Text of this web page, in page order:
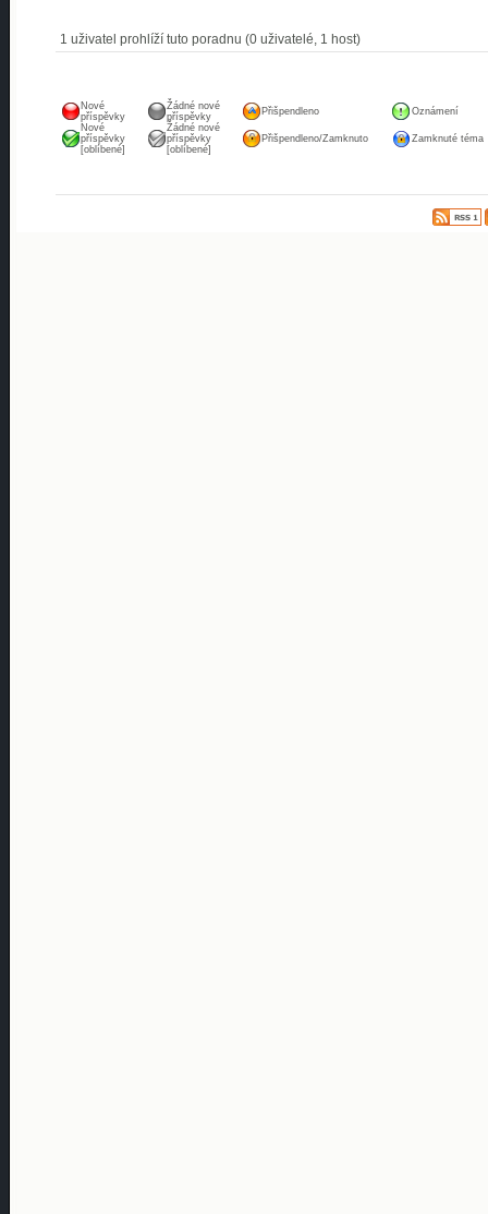
1 uživatel prohlíží tuto poradnu (0 uživatelé, 1 host)
Nové
příspěvky
Žádné nové
příspěvky
Přišpendleno
Oznámení
Nové
příspěvky
[oblíbené]
Žádné nové
příspěvky
[oblíbené]
Přišpendleno/Zamknuto Zamknuté téma